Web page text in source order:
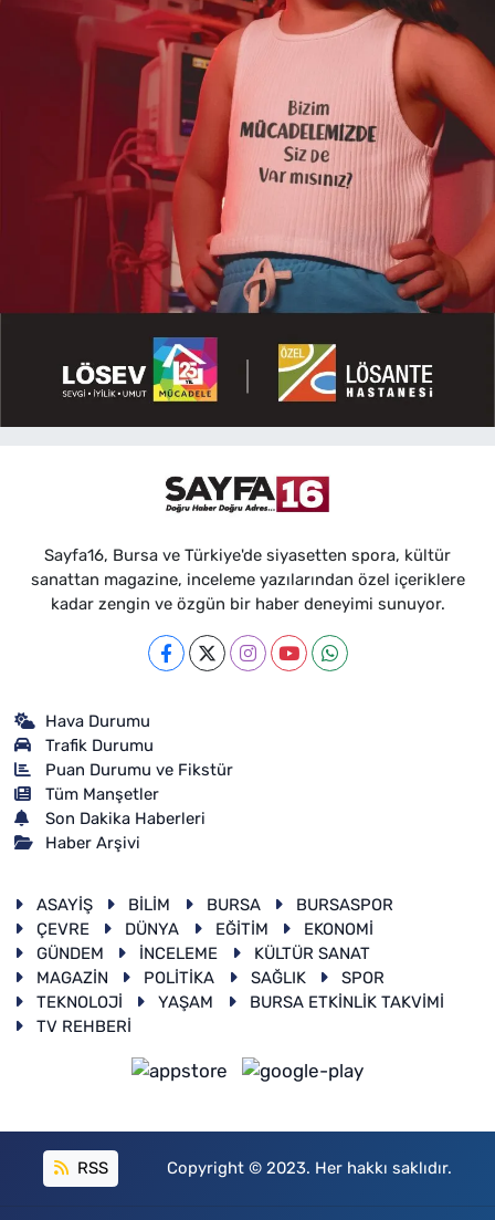
Sayfa16, Bursa ve Türkiye'de siyasetten spora, kültür
sanattan magazine, inceleme yazılarından özel içeriklere
kadar zengin ve özgün bir haber deneyimi sunuyor.
Hava Durumu
Trafik Durumu
Puan Durumu ve Fikstür
Tüm Manşetler
Son Dakika Haberleri
Haber Arşivi
ASAYİŞ BİLİM BURSA
BURSASPOR
ÇEVRE
DÜNYA EĞİTİM
EKONOMİ
GÜNDEM
İNCELEME
KÜLTÜR SANAT
MAGAZİN
POLİTİKA SAĞLIK
SPOR
TEKNOLOJİ
YAŞAM
BURSA ETKİNLİK TAKVİMİ
TV REHBERİ
RSS Copyright © 2023. Her hakkı saklıdır.